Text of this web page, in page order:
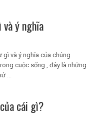
ý nghĩa
gì và ý nghĩa của chúng
cuộc sống , đây là những
...
cái gì?